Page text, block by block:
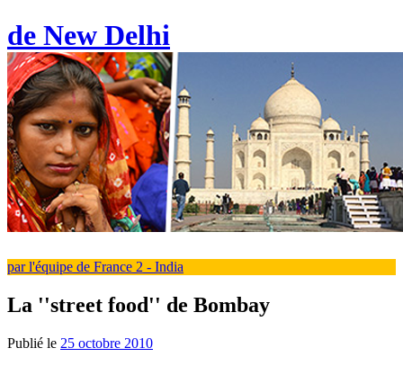
de New Delhi
par l'équipe de France 2 - India
La ''street food'' de Bombay
Publié le 25 octobre 2010